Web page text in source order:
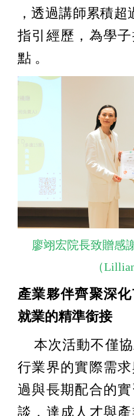
，透過講師累積
指引經歷，為學
點 。
廖翊宏院長致贈感
（
產業夥伴齊聚深
就業的精準銜接
本次活動不僅協
行業界的實際需
過與長期配合的
談，達成人才與